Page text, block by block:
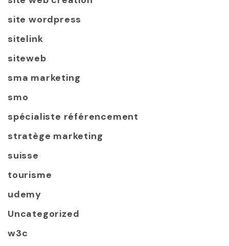
site wordpress
sitelink
siteweb
sma marketing
smo
spécialiste référencement
stratège marketing
suisse
tourisme
udemy
Uncategorized
w3c